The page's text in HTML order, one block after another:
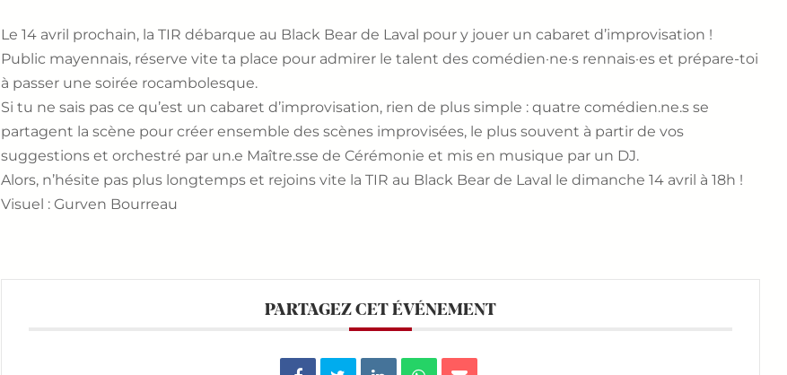
Le 14 avril prochain, la TIR débarque au Black Bear de Laval pour y jouer un cabaret d’improvisation !
Public mayennais, réserve vite ta place pour admirer le talent des comédien·ne·s rennais·es et prépare-toi
à passer une soirée rocambolesque.
Si tu ne sais pas ce qu’est un cabaret d’improvisation, rien de plus simple : quatre comédien.ne.s se
partagent la scène pour créer ensemble des scènes improvisées, le plus souvent à partir de vos
suggestions et orchestré par un.e Maître.sse de Cérémonie et mis en musique par un DJ.
Alors, n’hésite pas plus longtemps et rejoins vite la TIR au Black Bear de Laval le dimanche 14 avril à 18h !
Visuel : Gurven Bourreau
PARTAGEZ CET ÉVÉNEMENT